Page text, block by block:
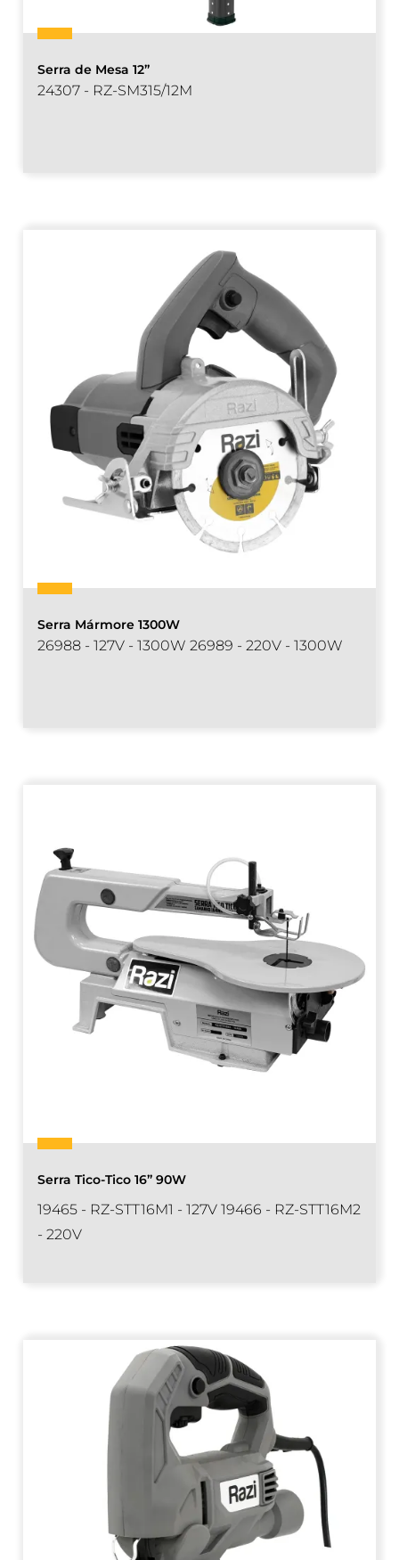
Serra de Mesa 12”
24307 - RZ-SM315/12M
Serra Mármore 1300W
26988 - 127V - 1300W 26989 - 220V - 1300W
Serra Tico-Tico 16” 90W
19465 - RZ-STT16M1 - 127V 19466 - RZ-STT16M2
- 220V